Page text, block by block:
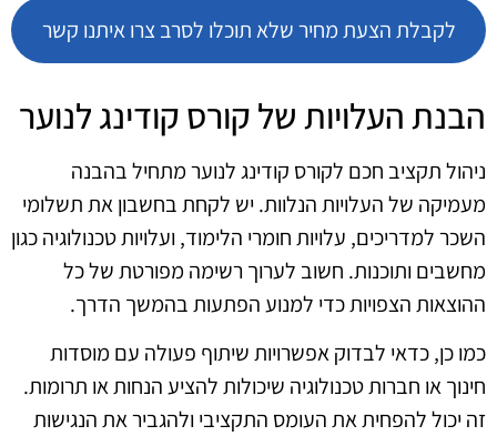
לקבלת הצעת מחיר שלא תוכלו לסרב צרו איתנו קשר
הבנת העלויות של קורס קודינג לנוער
ניהול תקציב חכם לקורס קודינג לנוער מתחיל בהבנה
מעמיקה של העלויות הנלוות. יש לקחת בחשבון את תשלומי
השכר למדריכים, עלויות חומרי הלימוד, ועלויות טכנולוגיה כגון
מחשבים ותוכנות. חשוב לערוך רשימה מפורטת של כל
ההוצאות הצפויות כדי למנוע הפתעות בהמשך הדרך.
כמו כן, כדאי לבדוק אפשרויות שיתוף פעולה עם מוסדות
חינוך או חברות טכנולוגיה שיכולות להציע הנחות או תרומות.
זה יכול להפחית את העומס התקציבי ולהגביר את הנגישות